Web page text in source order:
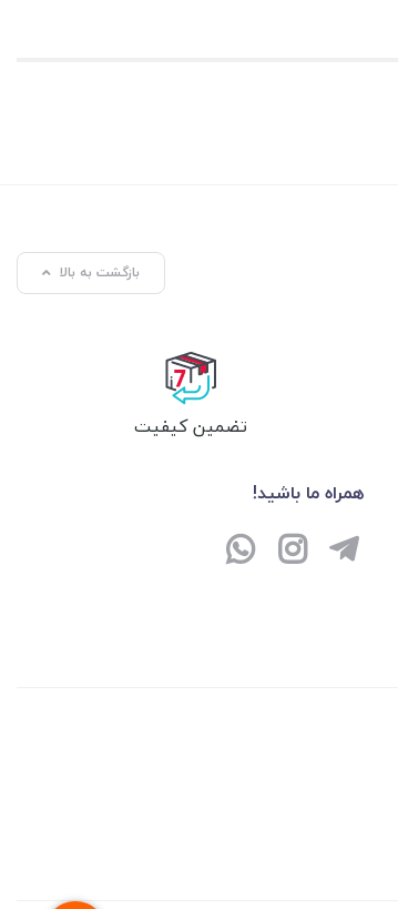
بازگشت به بالا
تضمین کیفیت
همراه ما باشید!